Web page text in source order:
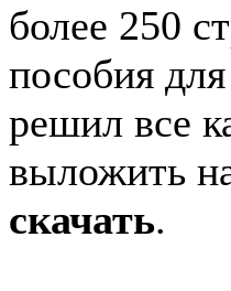
более 250
пособия
решил все
выложить
скачать.